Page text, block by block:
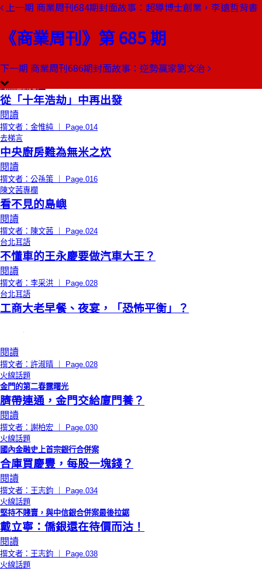
上一期 商業周刊684期封面故事：超導博士創業，李遠哲背書
《商業周刊》第 685 期
下一期 商業周刊686期封面故事：逆勢贏家劉文治
本期目錄
限時免費總編輯的話
珠江十年，一部台商史
閱讀
撰文者：王文靜 ｜ Page.008
創辦人聊天室
從「十年浩劫」中再出發
閱讀
撰文者：金惟純 ｜ Page.014
去梯言
中央廚房難為無米之炊
閱讀
撰文者：公孫策 ｜ Page.016
陳文茜專欄
看不見的島嶼
閱讀
撰文者：陳文茜 ｜ Page.024
台北耳語
不懂車的王永慶要做汽車大王？
閱讀
撰文者：李采洪 ｜ Page.028
台北耳語
工商大老早餐、夜宴，「恐怖平衡」？
閱讀
撰文者：許淑晴 ｜ Page.028
火線話題
金門的第二春露曙光
臍帶連通，金門交給廈門養？
閱讀
撰文者：謝柏宏 ｜ Page.030
火線話題
國內金融史上首宗銀行合併案
合庫買慶豐，每股一塊錢？
閱讀
撰文者：王志鈞 ｜ Page.034
火線話題
堅持不賤賣，與中信銀合併案最後拉鋸
戴立寧：僑銀還在待價而沽！
閱讀
撰文者：王志鈞 ｜ Page.038
火線話題